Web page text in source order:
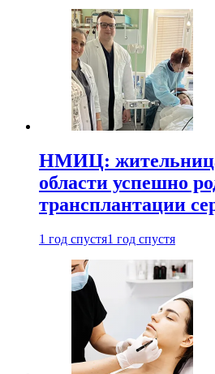
НМИЦ:
области успешно
трансплантации
1 год спустя1 год спустя